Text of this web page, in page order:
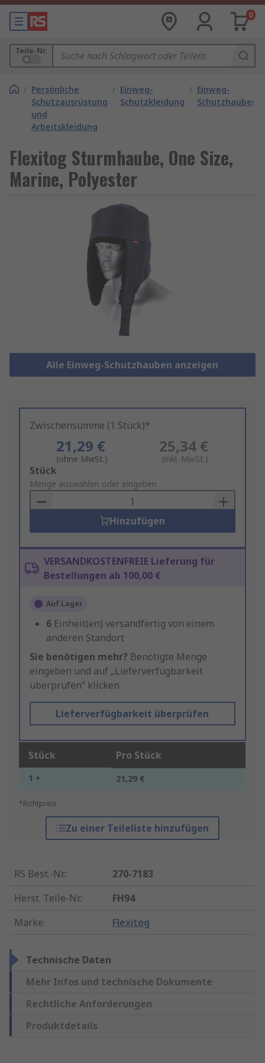
0
Teile-Nr.
/ Persönliche
Schutzausrüstung
und
Arbeitskleidung
/ Einweg-
Schutzkleidung
/ Einweg-
Schutzhauben
Flexitog Sturmhaube, One Size,
Marine, Polyester
Alle Einweg-Schutzhauben anzeigen
Zwischensumme (1 Stück)*
21,29 €
(ohne MwSt.)
25,34 €
(inkl. MwSt.)
Add
to
Basket
Stück
Menge auswählen oder eingeben
Hinzufügen
VERSANDKOSTENFREIE Lieferung für
Bestellungen ab 100,00 €
Auf Lager
6 Einheit(en) versandfertig von einem
anderen Standort
Sie benötigen mehr? Benötigte Menge
eingeben und auf „Lieferverfügbarkeit
überprüfen“ klicken.
Lieferverfügbarkeit überprüfen
Stück Pro Stück
1 + 21,29 €
*Richtpreis
Zu einer Teileliste hinzufügen
RS Best.-Nr.:
270-7183
Herst. Teile-Nr.:
FH94
Marke: Flexitog
Technische Daten
Mehr Infos und technische Dokumente
Rechtliche Anforderungen
Produktdetails